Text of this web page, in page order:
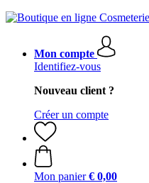
Mon compte
Identifiez-vous
Nouveau client ?
Créer un compte
Mon panier € 0,00